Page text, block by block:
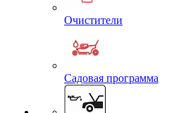
Очистители
Садовая программа